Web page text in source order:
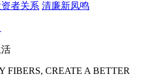
者关系 清廉新凤鸣
FIBERS, CREATE A BETTER